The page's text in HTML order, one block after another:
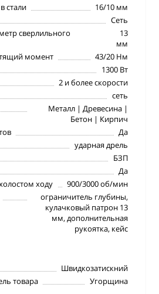
стали
16/10 мм
Сеть
сверлильного
13
мм
момент
43/20 Нм
1300 Вт
2 и более скорости
сеть
Металл | Древесина |
Бетон | Кирпич
Да
ударная дрель
БЗП
Да
ходу
900/3000 об/мин
ограничитель глубины,
кулачковый патрон 13
мм, дополнительная
рукоятка, кейс
Швидкозатискний
товара
Угорщина